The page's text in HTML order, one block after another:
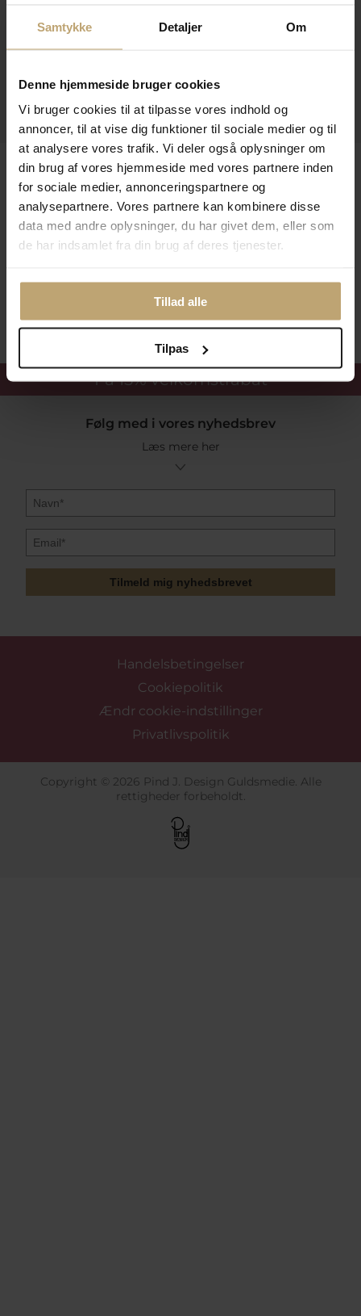
Samtykke Detaljer Om
Denne hjemmeside bruger cookies
Vi bruger cookies til at tilpasse vores indhold og
annoncer, til at vise dig funktioner til sociale medier og til
at analysere vores trafik. Vi deler også oplysninger om
din brug af vores hjemmeside med vores partnere inden
for sociale medier, annonceringspartnere og
analysepartnere. Vores partnere kan kombinere disse
data med andre oplysninger, du har givet dem, eller som
de har indsamlet fra din brug af deres tjenester.
Tillad alle
Tilpas
Kontakt
Åbningstider I Butikken
Information
Praktiske Sider
Leveringsmuligheder
Betalingsmuligheder
Sikker Og Tryg E-Handel
Få 15%velkomstrabat
Følg med i vores nyhedsbrev
Læs mere her
Tilmeld mig nyhedsbrevet
Handelsbetingelser
Cookiepolitik
Ændr cookie-indstillinger
Privatlivspolitik
Copyright © 2026 Pind J. Design Guldsmedie. Alle
rettigheder forbeholdt.